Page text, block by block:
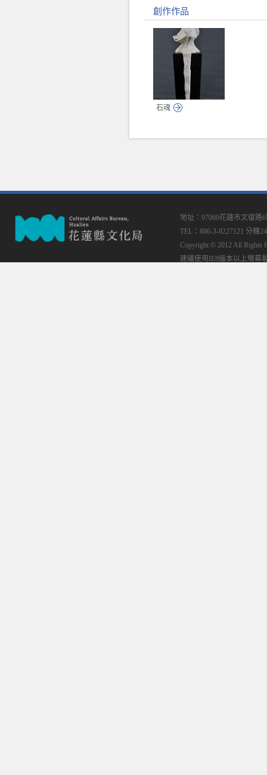
創作作品
石魂
地址：97060花蓮市文復路
TEL：886-3-8227121 分機
Copyright © 2012 All Rights
建議使用IE8版本以上螢幕